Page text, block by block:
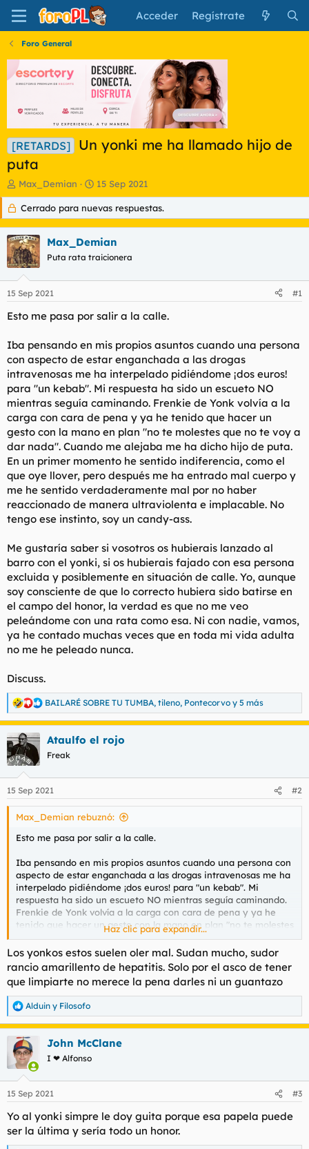
Acceder Regístrate
Foro General
[RETARDS]
Un yonki me ha llamado hijo de
puta
I
n
c
i
a
d
o
r
d
l
e
m
a
Max_Demian
F
e
c
h
d
e
n
i
15 Sep 2021
Cerrado para nuevas respuestas.
Max_Demian
Puta rata traicionera
15 Sep 2021 #1
Esto me pasa por salir a la calle.
Iba pensando en mis propios asuntos cuando una persona
con aspecto de estar enganchada a las drogas
intravenosas me ha interpelado pidiéndome ¡dos euros!
para "un kebab". Mi respuesta ha sido un escueto NO
mientras seguía caminando. Frenkie de Yonk volvía a la
carga con cara de pena y ya he tenido que hacer un
gesto con la mano en plan "no te molestes que no te voy a
dar nada". Cuando me alejaba me ha dicho hijo de puta.
En un primer momento he sentido indiferencia, como el
que oye llover, pero después me ha entrado mal cuerpo y
me he sentido verdaderamente mal por no haber
reaccionado de manera ultraviolenta e implacable. No
tengo ese instinto, soy un candy-ass.
Me gustaría saber si vosotros os hubierais lanzado al
barro con el yonki, si os hubierais fajado con esa persona
excluida y posiblemente en situación de calle. Yo, aunque
soy consciente de que lo correcto hubiera sido batirse en
el campo del honor, la verdad es que no me veo
peleándome con una rata como esa. Ni con nadie, vamos,
ya he contado muchas veces que en toda mi vida adulta
no me he peleado nunca.
Discuss.
R
e
a
c
c
i
e
s
BAILARÉ SOBRE TU TUMBA, tileno, Pontecorvo y 5 más
Ataulfo el rojo
Freak
15 Sep 2021 #2
Max_Demian rebuznó:
Esto me pasa por salir a la calle.
Iba pensando en mis propios asuntos cuando una persona con
aspecto de estar enganchada a las drogas intravenosas me ha
interpelado pidiéndome ¡dos euros! para "un kebab". Mi
respuesta ha sido un escueto NO mientras seguía caminando.
Frenkie de Yonk volvía a la carga con cara de pena y ya he
tenido que hacer un gesto con la mano en plan "no te molestes
que no te voy a dar nada". Cuando me alejaba me ha dicho
hijo de puta. En un primer momento he sentido indiferencia,
como el que oye llover, pero después me ha entrado mal
cuerpo y me he sentido verdaderamente mal por no haber
reaccionado de manera ultraviolenta e implacable. No tengo
ese instinto, soy un candy-ass.
Me gustaría saber si vosotros os hubierais lanzado al barro con
el yonki, si os hubierais fajado con esa persona excluida y
posiblemente en situación de calle. Yo, aunque soy consciente
de que lo correcto hubiera sido batirse en el campo del honor,
la verdad es que no me veo peleándome con una rata como
toda mi vida adulta no me he peleado nunca.
Discuss.
Haz clic para expandir...
Los yonkos estos suelen oler mal. Sudan mucho, sudor
rancio amarillento de hepatitis. Solo por el asco de tener
que limpiarte no merece la pena darles ni un guantazo
R
e
a
c
c
e
:
Alduin y Filosofo
John McClane
I ❤ Alfonso
15 Sep 2021 #3
Yo al yonki simpre le doy guita porque esa papela puede
ser la última y sería todo un honor.